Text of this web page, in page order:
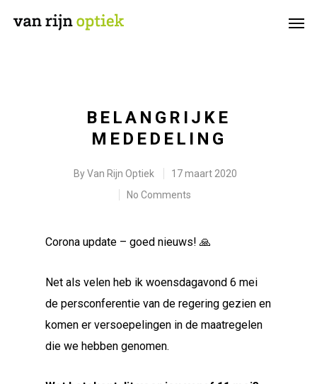
BELANGRIJKE
MEDEDELING
ByVan Rijn Optiek
17 maart 2020
No Comments
Corona update – goed nieuws! 🙏
Net als velen heb ik woensdagavond 6 mei
de persconferentie van de regering gezien en
komen er versoepelingen in de maatregelen
die we hebben genomen.